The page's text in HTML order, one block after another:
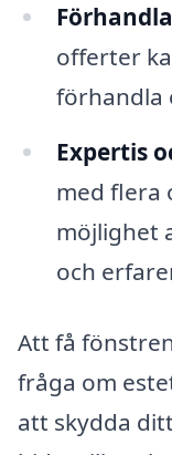
offerter
förhandla
Expertis
med flera
möjlighet
och
Att få
fråga om
att skydda